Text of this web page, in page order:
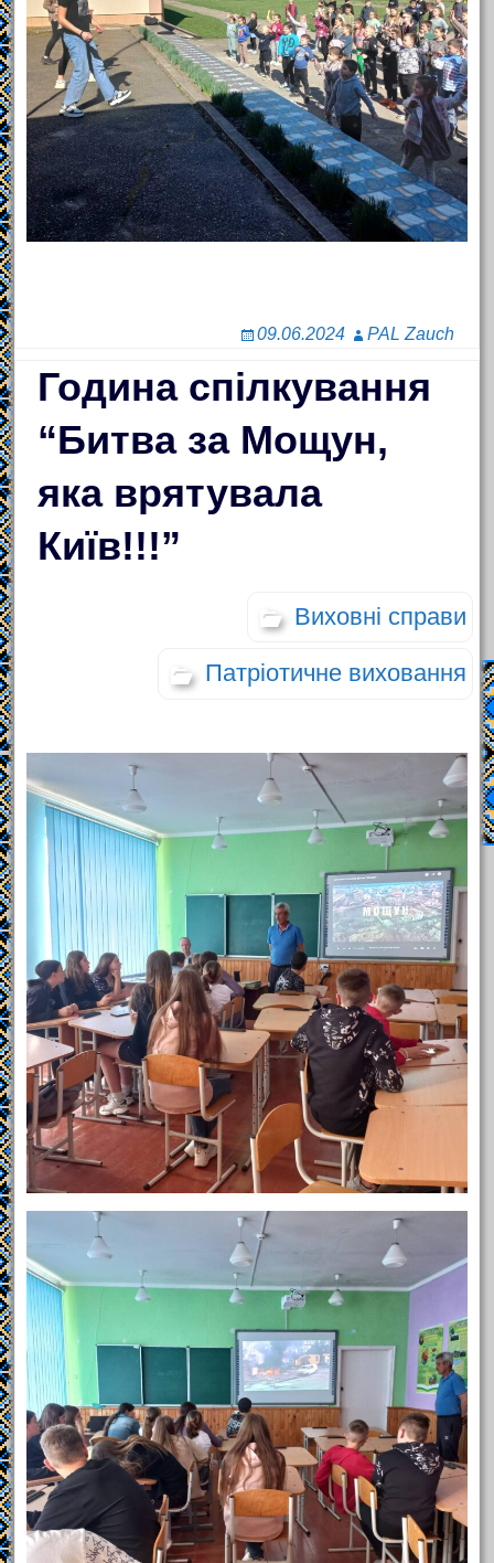
09.06.2024 PAL Zauch
Година спілкування
“Битва за Мощун,
яка врятувала
Київ!!!”
Виховні справи
Патріотичне виховання